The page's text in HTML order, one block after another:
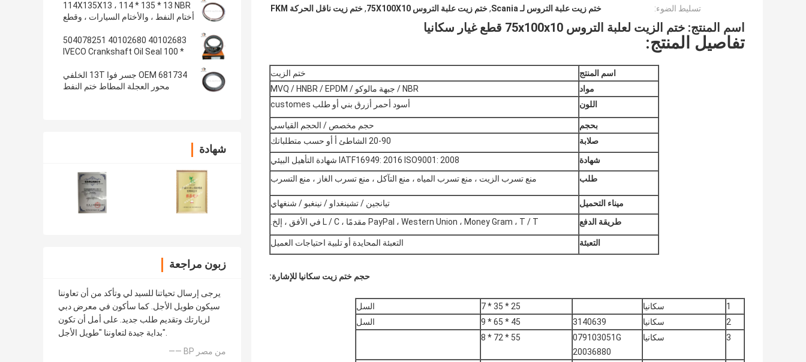
114X135X13 ، 114 * 135 * 13 NBR
أختام النفط ، والأختام السيارات ، وقطع
40102683 40102680 504078251
IVECO Crankshaft Oil Seal 100 *
OEM 681734 جسر فوا 13T الخلفي
محور العجلة المطاط ختم النفط
شهادة
زبون مراجعة
يرجى إرسال تحياتنا للسيد لي وتأكد من أن تعاوننا
سيكون طويل الأجل. كما سأكون في معرض دبي
لزيارتك وتقديم طلب جديد. على أمل أن تكون
بداية جيدة لتعاوننا "طويل الأجل".
—— BP من مصر
تسليط الضوء: ختم زيت علبة التروس لـ Scania ,ختم زيت علبة التروس 75X100X10 ,ختم زيت ناقل الحركة FKM
اسم المنتج: ختم الزيت لعلبة التروس 75x100x10 قطع غيار سكانيا
تفاصيل المنتج:
اسم المنتج
ختم الزيت
مواد
NBR / جبهة مالوكو / MVQ / HNBR / EPDM
اللون
أسود أحمر أزرق بني أو طلب customes
بحجم
حجم مخصص / الحجم القياسي
صلابة
20-90 الشاطئ أ أو حسب متطلباتك
شهادة
IATF16949: 2016 ISO9001: 2008 شهادة التأهيل البيئي
طلب
منع تسرب الزيت ، منع تسرب المياه ، منع التآكل ، منع تسرب الغاز ، منع التسرب
ميناء التحميل
تيانجين / تشينغداو / نينغبو / شنغهاي
طريقة الدفع
PayPal ، Western Union ، Money Gram ، T / T مقدمًا ، L / C في الأفق ، إلخ.
التعبئة التعبئة المحايدة أو تلبية احتياجات العميل
حجم ختم زيت سكانيا للإشارة:
1 سكانيا 25 * 35 * 7
السل
2
سكانيا 3140639
45 * 65 * 9
السل
3
سكانيا
079103051G
20036880
55 * 72 * 8